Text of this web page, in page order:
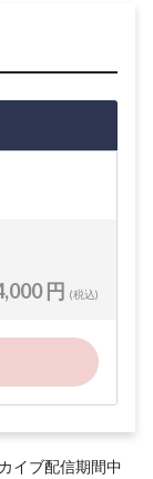
円 (税込)
イブ配信期間中